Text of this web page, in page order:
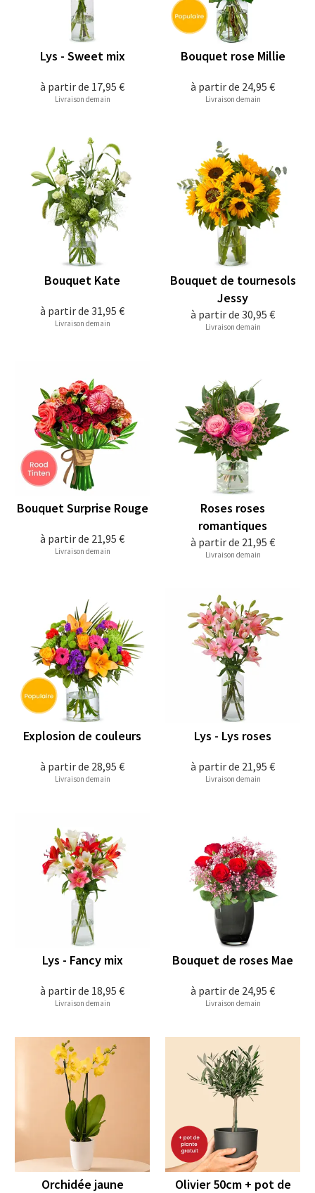
à partir de 17,95 €
Lys - Sweet mix
Livraison demain
à partir de 24,95 €
Bouquet rose Millie
Livraison demain
à partir de 31,95 €
Bouquet Kate
Livraison demain
à partir de 30,95 €
Bouquet de tournesols
Jessy
Livraison demain
à partir de 21,95 €
Bouquet Surprise Rouge
Livraison demain
à partir de 21,95 €
Roses roses
romantiques
Livraison demain
à partir de 28,95 €
Explosion de couleurs
Livraison demain
à partir de 21,95 €
Lys - Lys roses
Livraison demain
à partir de 18,95 €
Lys - Fancy mix
Livraison demain
à partir de 24,95 €
Bouquet de roses Mae
Livraison demain
Orchidée jaune
Olivier 50cm + pot de